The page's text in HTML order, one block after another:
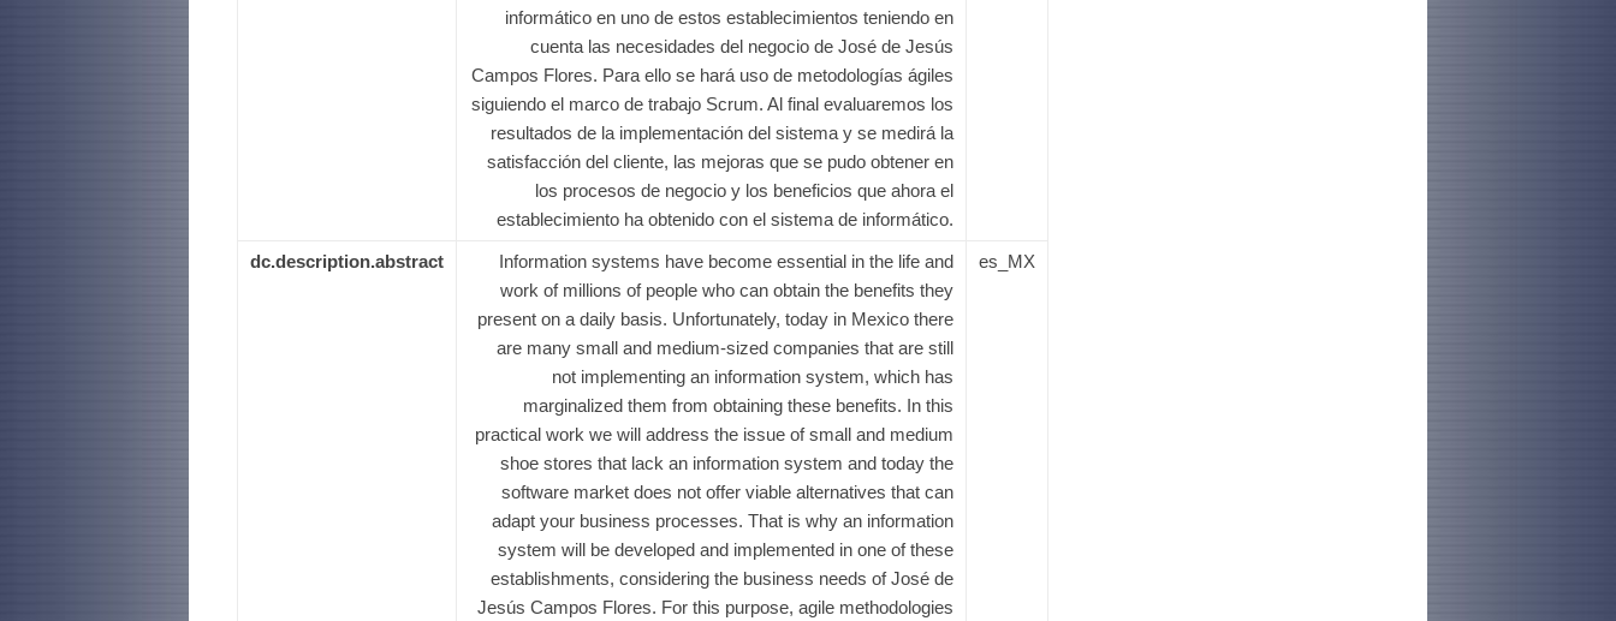
informático en uno de estos establecimientos teniendo en
cuenta las necesidades del negocio de José de Jesús
Campos Flores. Para ello se hará uso de metodologías ágiles
siguiendo el marco de trabajo Scrum. Al final evaluaremos los
resultados de la implementación del sistema y se medirá la
satisfacción del cliente, las mejoras que se pudo obtener en
los procesos de negocio y los beneficios que ahora el
establecimiento ha obtenido con el sistema de informático.
dc.description.abstract
Information systems have become essential in the life and
work of millions of people who can obtain the benefits they
present on a daily basis. Unfortunately, today in Mexico there
are many small and medium-sized companies that are still
not implementing an information system, which has
marginalized them from obtaining these benefits. In this
practical work we will address the issue of small and medium
shoe stores that lack an information system and today the
software market does not offer viable alternatives that can
adapt your business processes. That is why an information
system will be developed and implemented in one of these
establishments, considering the business needs of José de
Jesús Campos Flores. For this purpose, agile methodologies
es_MX